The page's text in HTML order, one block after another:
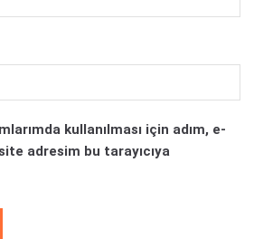
kullanılması için adım, e-
adresim bu tarayıcıya